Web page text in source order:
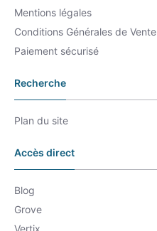
Mentions légales
Conditions Générales de Vente
Paiement sécurisé
Recherche
Plan du site
Accès direct
Blog
Grove
Vertix